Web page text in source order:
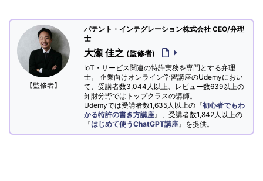
【監修者】
パテント・インテグレーション株式会社 CEO/弁理
士
大瀬 佳之 (監修者)
IoT・サービス関連の特許実務を専門とする弁理
士。 企業向けオンライン学習講座のUdemyにおい
て、受講者数3,044人以上、レビュー数639以上の
知財分野ではトップクラスの講師。
Udemyでは受講者数1,635人以上の『初心者でもわ
かる特許の書き方講座 』、受講者数1,842人以上の
『はじめて使うChatGPT講座 』を提供。